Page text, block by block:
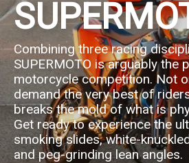
Combining three racing
SUPERMOTO is arguably the
motorcycle competition. Not
demand the very best of
breaks the mold of what is
Get ready to experience the
smoking slides, white-
and peg-grinding lean angles.